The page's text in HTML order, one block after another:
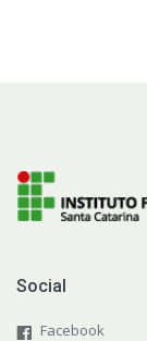
Social
Facebook